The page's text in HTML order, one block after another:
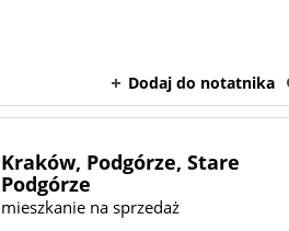
Dodaj do notatnika
Kraków, Podgórze, Stare
Podgórze
mieszkanie na sprzedaż